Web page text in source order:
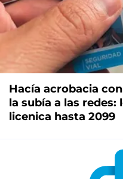
Hacía acrobacia
la subía a las redes:
licenica hasta 2099